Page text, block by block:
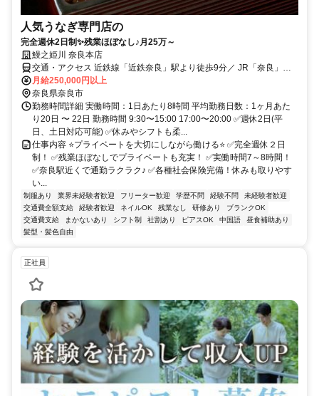
人気うなぎ専門店の
完全週休2日制✨残業ほぼなし♪月25万～
鰻之姫川 奈良本店
交通・アクセス 近鉄線「近鉄奈良」駅より徒歩9分／ JR「奈良」駅
より徒歩10分
月給250,000円以上
奈良県奈良市
勤務時間詳細 実働時間：1日あたり8時間 平均勤務日数：1ヶ月あた
り20日 〜 22日 勤務時間 9:30〜15:00 17:00〜20:00 ✅週休2日(平
日、土日対応可能) ✅休みやシフトも柔...
仕事内容 ⭐プライベートを大切にしながら働ける⭐ ✅完全週休２日
制！ ✅残業ほぼなしでプライベートも充実！ ✅実働時間7～8時間！
✅奈良駅近くで通勤ラクラク♪ ✅各種社会保険完備！休みも取りやす
い...
制服あり 業界未経験者歓迎 フリーター歓迎 学歴不問 経験不問
未経験者歓迎
交通費全額支給
経験者歓迎 ネイルOK 残業なし 研修あり
ブランクOK
交通費支給
まかないあり シフト制 社割あり ピアスOK 中国語
昼食補助あり
髪型・髪色自由
正社員